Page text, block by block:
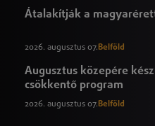
Átalakítják a
2026. augusztus 07.Belföld
Augusztus közepére
csökkentő program
2026. augusztus 07.Belföld